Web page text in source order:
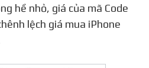
hề nhỏ, giá của mã Code
lệch giá mua iPhone